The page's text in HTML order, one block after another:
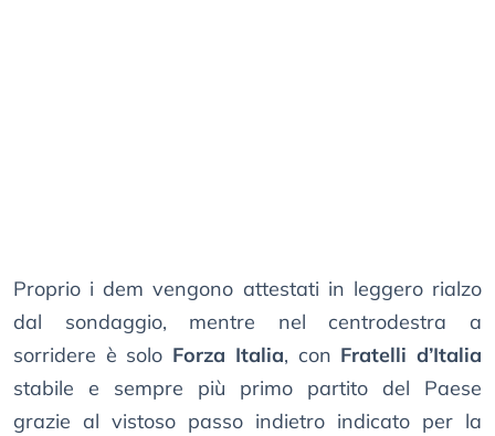
Proprio i dem vengono attestati in leggero rialzo
dal sondaggio, mentre nel centrodestra a
sorridere è solo Forza Italia, con Fratelli d’Italia
stabile e sempre più primo partito del Paese
grazie al vistoso passo indietro indicato per la